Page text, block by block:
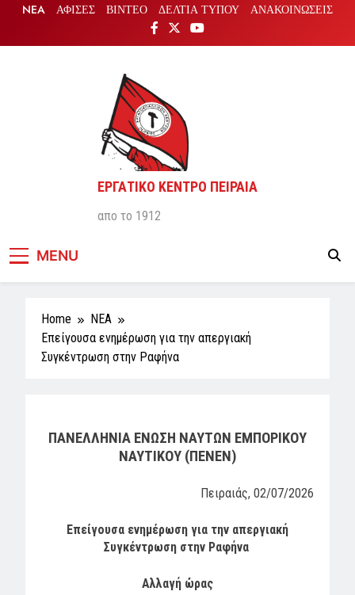
content
NEA ΑΦΙΣΕΣ ΒΙΝΤΕΟ ΔΕΛΤΙΑ ΤΥΠΟΥ ΑΝΑΚΟΙΝΩΣΕΙΣ
ΕΡΓΑΤΙΚΟ ΚΕΝΤΡΟ ΠΕΙΡΑΙΑ
απο το 1912
MENU
Home
NEA
Επείγουσα ενημέρωση για την απεργιακή
Συγκέντρωση στην Ραφήνα
ΠΑΝΕΛΛΗΝΙΑ ΕΝΩΣΗ ΝΑΥΤΩΝ ΕΜΠΟΡΙΚΟΥ
ΝΑΥΤΙΚΟΥ (ΠΕΝΕΝ)
Πειραιάς, 02/07/2026
Επείγουσα ενημέρωση για την απεργιακή
Συγκέντρωση στην Ραφήνα
Αλλαγή ώρας